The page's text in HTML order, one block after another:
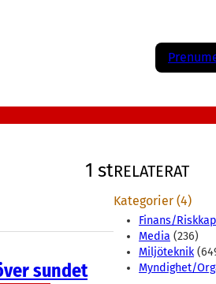
1 st
sundet
RELATERAT
Kategorier (4)
Finans/
Media (236)
Miljöteknik
Myndighet/